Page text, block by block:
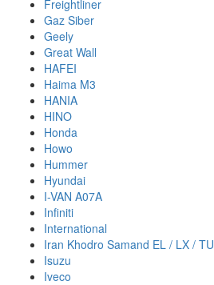
Freightliner
Gaz Siber
Geely
Great Wall
HAFEI
Haima M3
HANIA
HINO
Honda
Howo
Hummer
Hyundai
I-VAN A07A
Infiniti
International
Iran Khodro Samand EL / LX / TU
Isuzu
Iveco